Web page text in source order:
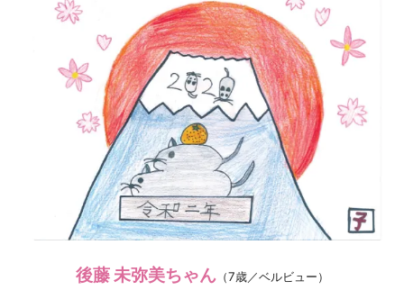
後藤 未弥美ちゃん（7歳／ベルビュー）